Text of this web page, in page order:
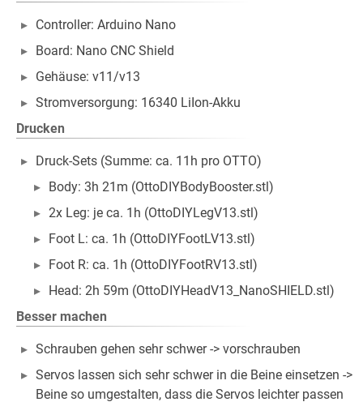
Controller: Arduino Nano
Board: Nano CNC Shield
Gehäuse: v11/v13
Stromversorgung: 16340 LiIon-Akku
Drucken
Druck-Sets (Summe: ca. 11h pro OTTO)
Body: 3h 21m (OttoDIYBodyBooster.stl)
2x Leg: je ca. 1h (OttoDIYLegV13.stl)
Foot L: ca. 1h (OttoDIYFootLV13.stl)
Foot R: ca. 1h (OttoDIYFootRV13.stl)
Head: 2h 59m (OttoDIYHeadV13_NanoSHIELD.stl)
Besser machen
Schrauben gehen sehr schwer -> vorschrauben
Servos lassen sich sehr schwer in die Beine einsetzen ->
Beine so umgestalten, dass die Servos leichter passen